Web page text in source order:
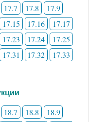
17.7 17.8
17.9
17.15 17.16
17.17
17.23 17.24
17.25
17.31 17.32
17.33
18.7 18.8
18.9